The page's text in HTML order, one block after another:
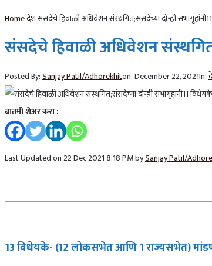
Homeदेशसंसदेचे हिवाळी अधिवेशन संस्थगित;संसदेच्या दोन्ही
संसदेचे हिवाळी अधिवेशन
Posted By:Sanjay Patil/Adhorekhiton:December 22, 2021In:
बातमी शेअर करा :
Last Updated on 22 Dec 2021 8:18 PM bySanjay Patil/
13 विधेयके- (12 लोकसभेत आणि 1 राज्यसभेत)